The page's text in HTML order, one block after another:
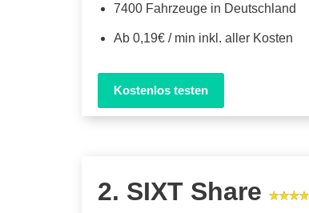
7400 Fahrzeuge in Deutschland
Ab 0,19€ / min inkl. aller Kosten
Kostenlos testen
2. SIXT Share